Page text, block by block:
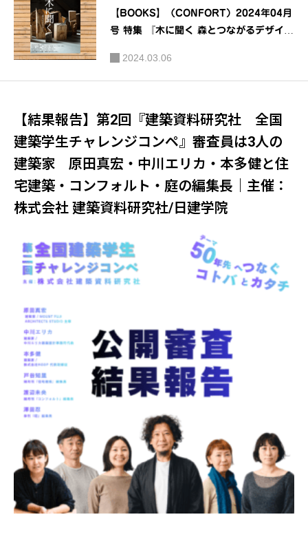
【BOOKS】（CONFORT）2024年04月
号 特集 『木に聞く 森とつながるデザイ
2024.03.06
【結果報告】第2回『建築資料研究社 全国
建築学生チャレンジコンペ』審査員は3人の
建築家 原田真宏・中川エリカ・本多健と住
宅建築・コンフォルト・庭の編集長｜主催：
株式会社 建築資料研究社/日建学院